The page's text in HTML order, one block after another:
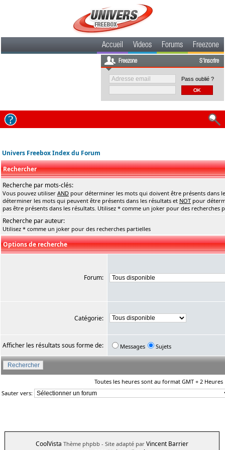
Accueil Videos Forums Freezone
Freezone S'inscrire
Pass oublié ?
Univers Freebox Index du Forum
Rechercher
Recherche par mots-clés:
Vous pouvez utiliser AND pour déterminer les mots qui doivent être présents dans
déterminer les mots qui peuvent être présents dans les résultats et NOT pour
pas être présents dans les résultats. Utilisez * comme un joker pour des recherches
Recherche par auteur:
Utilisez * comme un joker pour des recherches partielles
Options de recherche
Forum:
Catégorie:
Afficher les résultats sous forme de: Messages Sujets
Toutes les heures sont au format GMT + 2 Heures
Sauter vers:
CoolVista Thème phpbb - Site adapté par Vincent Barrier